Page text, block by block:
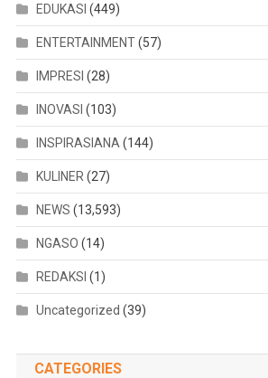
EDUKASI (449)
ENTERTAINMENT(57)
IMPRESI (28)
INOVASI (103)
INSPIRASIANA (144)
KULINER (27)
NEWS (13,593)
NGASO (14)
REDAKSI (1)
Uncategorized (39)
CATEGORIES